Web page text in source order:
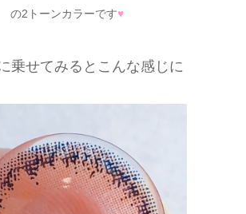
の2トーンカラーです♥
乗せてみるとこんな感じに